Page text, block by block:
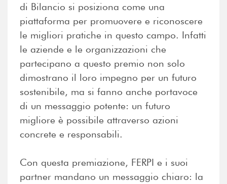
di Bilancio si posiziona come una
piattaforma per promuovere e riconoscere
le migliori pratiche in questo campo. Infatti
le aziende e le organizzazioni che
partecipano a questo premio non solo
dimostrano il loro impegno per un futuro
sostenibile, ma si fanno anche portavoce
di un messaggio potente: un futuro
migliore è possibile attraverso azioni
concrete e responsabili.
Con questa premiazione, FERPI e i suoi
partner mandano un messaggio chiaro: la